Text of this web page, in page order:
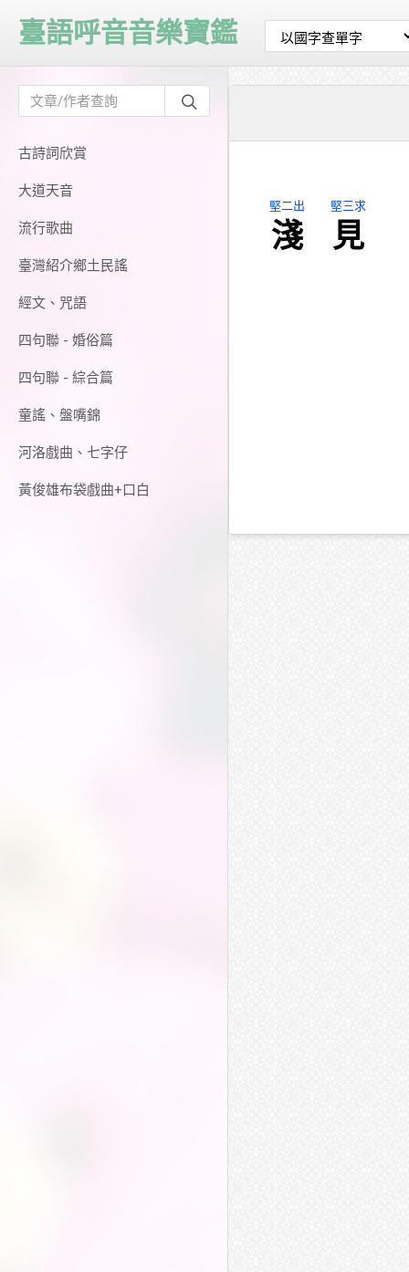
古詩詞欣賞
大道天音
流行歌曲
臺灣紹介鄉土民謠
經文、咒語
四句聯 - 婚俗篇
四句聯 - 綜合篇
童謠、盤嘴錦
河洛戲曲、七字仔
黃俊雄布袋戲曲+口白
臺語呼音音樂寶鑑
堅二出
淺
堅三求
見